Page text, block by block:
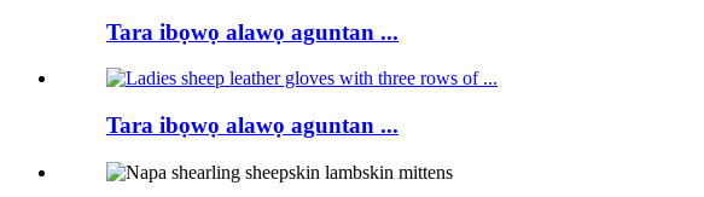
Tara ibọwọ alawọ aguntan ...
Tara ibọwọ alawọ aguntan ...